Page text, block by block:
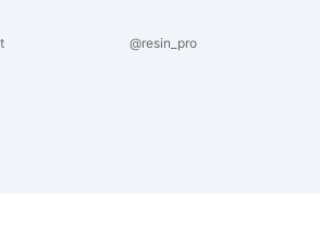
@resin_pro